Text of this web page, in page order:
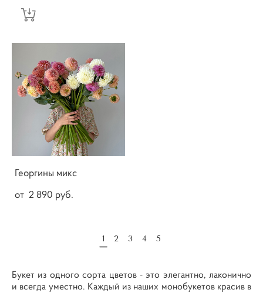
Георгины микс
от 2 890 pуб.
1 2 3 4 5
Букет из одного сорта цветов - это элегантно, лаконично
и всегда уместно. Каждый из наших монобукетов красив в